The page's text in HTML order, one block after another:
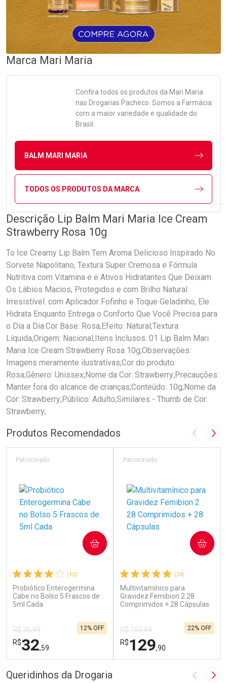
Marca Mari Maria
Confira todos os produtos da Mari Maria
nas Drogarias Pacheco. Somos a Farmácia
com a maior variedade e qualidade do
Brasil.
BALM MARI MARIA
TODOS OS PRODUTOS DA MARCA
Descrição Lip Balm Mari Maria Ice Cream
Strawberry Rosa 10g
To Ice Creamy Lip Balm Tem Aroma Delicioso Inspirado No
Sorvete Napolitano, Textura Super Cremosa e Fórmula
Nutritiva com Vitamina e e Ativos Hidratantes Que Deixam
Os Lábios Macios, Protegidos e com Brilho Natural
Irresistível. com Aplicador Fofinho e Toque Geladinho, Ele
Hidrata Enquanto Entrega o Conforto Que Você Precisa para
o Dia a Dia.Cor Base: Rosa;Efeito: Natural;Textura:
Líquida;Origem: Nacional;Itens Inclusos: 01 Lip Balm Mari
Maria Ice Cream Strawberry Rosa 10g;Observações:
Imagens meramente ilustrativas;Cor do produto:
Rosa;Gênero: Unissex;Nome da Cor: Strawberry;Precauções:
Manter fora do alcance de crianças;Conteúdo: 10g;Nome da
Cor: Strawberry;Público: Adulto;Similares - Thumb de Cor:
Strawberry;
Produtos Recomendados Imagem
(12)
Probiótico Enterogermina
Cabe no Bolso 5 Frascos de
5ml Cada
Patrocinado
R$ 36,99
R$32,59
12% OFF
COMPRAR
(24)
Multivitamínico para
Gravidez Femibion 2 28
Comprimidos + 28 Cápsulas
Patrocinado
R$ 165,59
R$129,90
22% OFF
COMPRAR
Queridinhos da Drogaria Imagem